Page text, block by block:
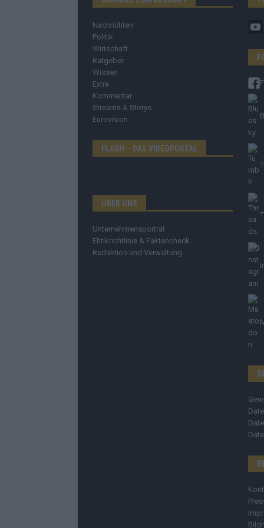
Nachrichten
Politik
Wirtschaft
Ratgeber
Wissen
Extra
Kommentar
Streams & Storys
Eurovision
FLASH – DAS VIDEOPORTAL
ÜBER UNS
Unternehmensporträt
Ehtikrichtlinie & Faktencheck
Redaktion und Verwaltung